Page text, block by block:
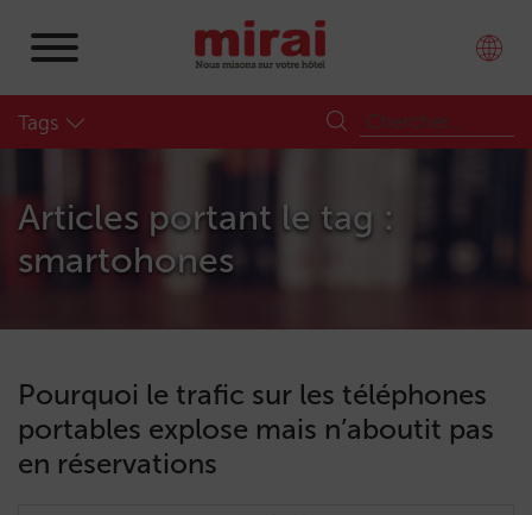
Tags
Articles portant le tag :
smartohones
Pourquoi le trafic sur les téléphones
portables explose mais n’aboutit pas
en réservations